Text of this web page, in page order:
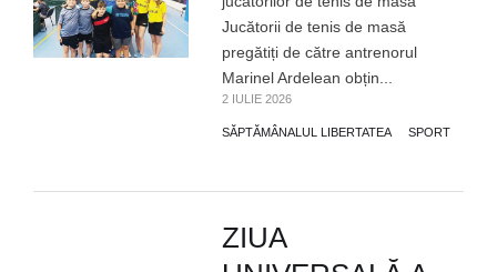
Jucătorii de tenis de masă
pregătiți de către antrenorul
Marinel Ardelean obțin...
2 IULIE 2026
SĂPTĂMÂNALUL LIBERTATEA SPORT
ZIUA